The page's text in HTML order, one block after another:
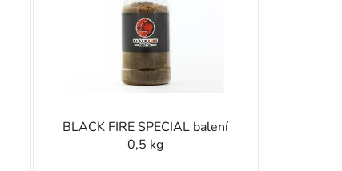
BLACK FIRE SPECIAL balení
0,5 kg